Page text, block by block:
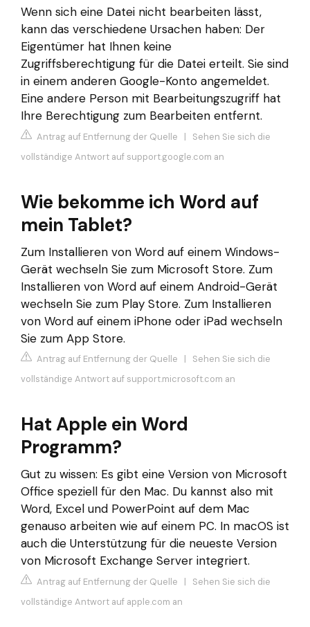
Wenn sich eine Datei nicht bearbeiten lässt,
kann das verschiedene Ursachen haben: Der
Eigentümer hat Ihnen keine
Zugriffsberechtigung für die Datei erteilt. Sie sind
in einem anderen Google-Konto angemeldet.
Eine andere Person mit Bearbeitungszugriff hat
Ihre Berechtigung zum Bearbeiten entfernt.
Antrag auf Entfernung der Quelle | Sehen Sie sich die
vollständige Antwort auf support.google.com an
Wie bekomme ich Word auf
mein Tablet?
Zum Installieren von Word auf einem Windows-
Gerät wechseln Sie zum Microsoft Store. Zum
Installieren von Word auf einem Android-Gerät
wechseln Sie zum Play Store. Zum Installieren
von Word auf einem iPhone oder iPad wechseln
Sie zum App Store.
Antrag auf Entfernung der Quelle | Sehen Sie sich die
vollständige Antwort auf support.microsoft.com an
Hat Apple ein Word
Programm?
Gut zu wissen: Es gibt eine Version von Microsoft
Office speziell für den Mac. Du kannst also mit
Word, Excel und PowerPoint auf dem Mac
genauso arbeiten wie auf einem PC. In macOS ist
auch die Unterstützung für die neueste Version
von Microsoft Exchange Server integriert.
Antrag auf Entfernung der Quelle | Sehen Sie sich die
vollständige Antwort auf apple.com an